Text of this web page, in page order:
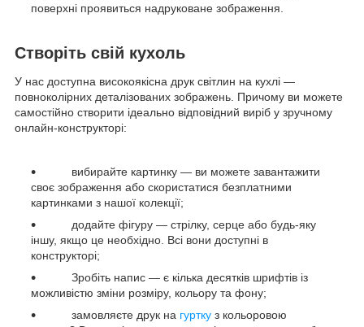
поверхні проявиться надруковане зображення.
Створіть свій кухоль
У нас доступна високоякісна друк світлин на кухлі —
повноколірних деталізованих зображень. Причому ви можете
самостійно створити ідеально відповідний виріб у зручному
онлайн-конструкторі:
вибирайте картинку — ви можете завантажити
своє зображення або скористатися безплатними
картинками з нашої колекції;
додайте фігуру — стрілку, серце або будь-яку
іншу, якщо це необхідно. Всі вони доступні в
конструкторі;
Зробіть напис — є кілька десятків шрифтів із
можливістю зміни розміру, кольору та фону;
замовляєте друк на гуртку з кольоровою